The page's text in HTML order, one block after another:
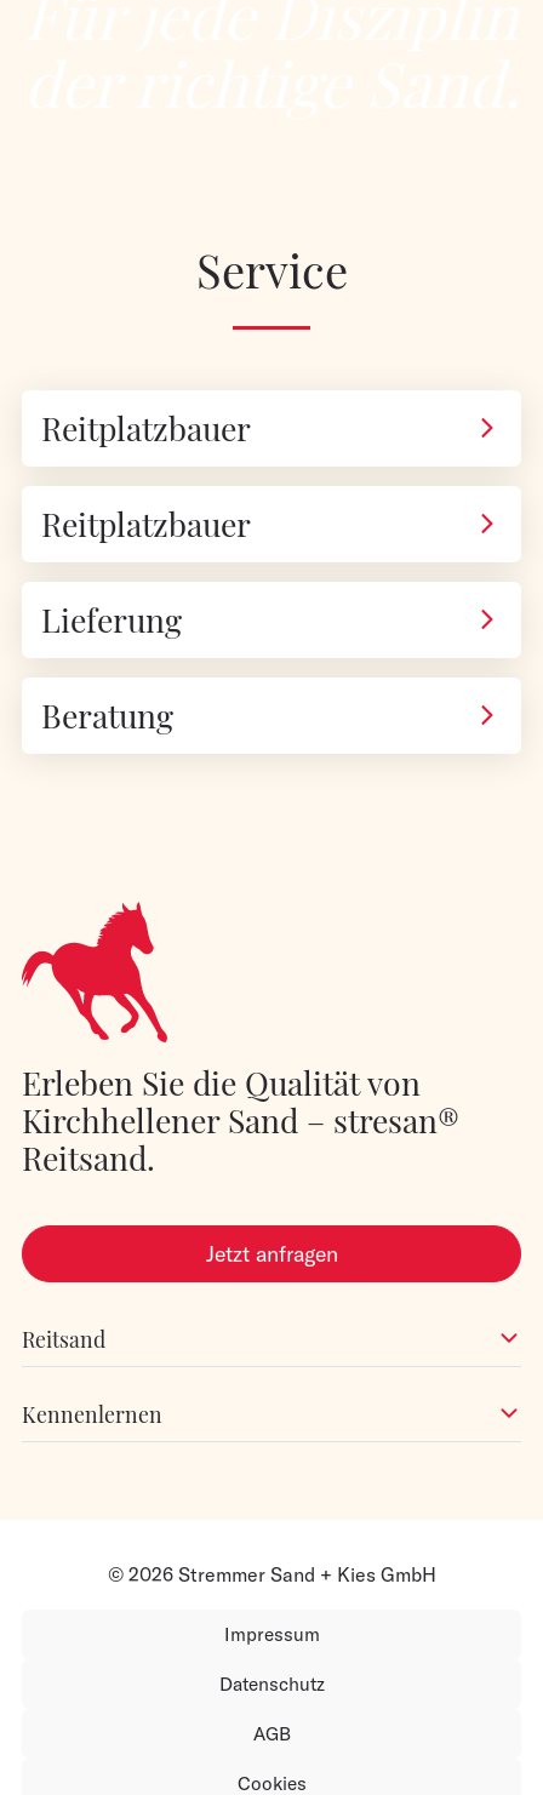
Service
Reitplatzbauer
Reitplatzbauer
Lieferung
Beratung
Erleben Sie die Qualität von
Kirchhellener Sand – stresan®
Reitsand.
Jetzt anfragen
Reitsand
Kennenlernen
© 2026 Stremmer Sand + Kies GmbH
Impressum
Datenschutz
AGB
Cookies